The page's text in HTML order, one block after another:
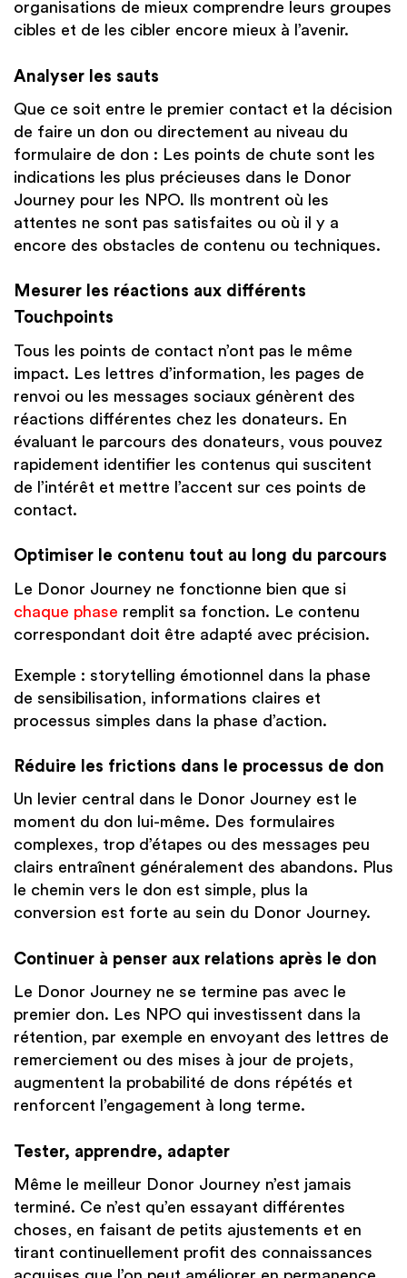
organisations de mieux comprendre leurs groupes
cibles et de les cibler encore mieux à l’avenir.
Analyser les sauts
Que ce soit entre le premier contact et la décision
de faire un don ou directement au niveau du
formulaire de don : Les points de chute sont les
indications les plus précieuses dans le Donor
Journey pour les NPO. Ils montrent où les
attentes ne sont pas satisfaites ou où il y a
encore des obstacles de contenu ou techniques.
Mesurer les réactions aux différents
Touchpoints
Tous les points de contact n’ont pas le même
impact. Les lettres d’information, les pages de
renvoi ou les messages sociaux génèrent des
réactions différentes chez les donateurs. En
évaluant le parcours des donateurs, vous pouvez
rapidement identifier les contenus qui suscitent
de l’intérêt et mettre l’accent sur ces points de
contact.
Optimiser le contenu tout au long du parcours
Le Donor Journey ne fonctionne bien que si
chaque phase remplit sa fonction. Le contenu
correspondant doit être adapté avec précision.
Exemple : storytelling émotionnel dans la phase
de sensibilisation, informations claires et
processus simples dans la phase d’action.
Réduire les frictions dans le processus de don
Un levier central dans le Donor Journey est le
moment du don lui-même. Des formulaires
complexes, trop d’étapes ou des messages peu
clairs entraînent généralement des abandons. Plus
le chemin vers le don est simple, plus la
conversion est forte au sein du Donor Journey.
Continuer à penser aux relations après le don
Le Donor Journey ne se termine pas avec le
premier don. Les NPO qui investissent dans la
rétention, par exemple en envoyant des lettres de
remerciement ou des mises à jour de projets,
augmentent la probabilité de dons répétés et
renforcent l’engagement à long terme.
Tester, apprendre, adapter
Même le meilleur Donor Journey n’est jamais
terminé. Ce n’est qu’en essayant différentes
choses, en faisant de petits ajustements et en
tirant continuellement profit des connaissances